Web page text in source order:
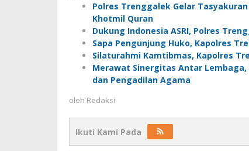
Polres Trenggalek Gelar
Khotmil Quran
Dukung Indonesia ASRI, Polres
Sapa Pengunjung Huko, Kapolres
Silaturahmi Kamtibmas, Kapolres
Merawat Sinergitas Antar
dan Pengadilan Agama
oleh Redaksi
Ikuti Kami Pada